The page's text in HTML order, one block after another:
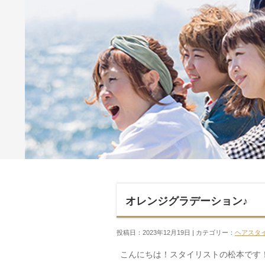
オレンジグラデーション♪
投稿日：2023年12月19日 | カテゴリー： ヘアスタ
こんにちは！スタイリストの松本です